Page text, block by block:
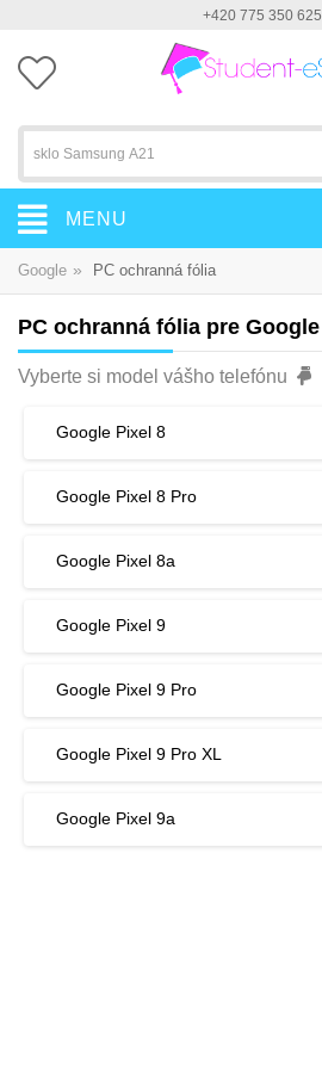
+420 775 350 625
MENU
Google » PC ochranná fólia
PC ochranná fólia pre Google
Vyberte si model vášho telefónu
Google Pixel 8
Google Pixel 8 Pro
Google Pixel 8a
Google Pixel 9
Google Pixel 9 Pro
Google Pixel 9 Pro XL
Google Pixel 9a